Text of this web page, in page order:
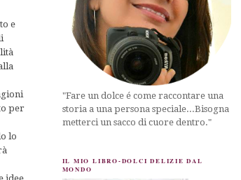
e
per
lo
"Fare un dolce é come raccontare una
storia a una persona speciale...Bisogna
metterci un sacco di cuore dentro."
IL MIO LIBRO-DOLCI DELIZIE DAL
MONDO